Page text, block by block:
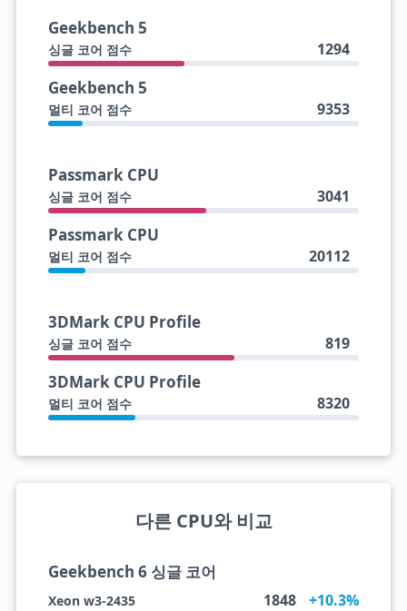
Geekbench 5
싱글 코어 점수 1294
Geekbench 5
멀티 코어 점수 9353
Passmark CPU
싱글 코어 점수 3041
Passmark CPU
멀티 코어 점수 20112
3DMark CPU Profile
싱글 코어 점수 819
3DMark CPU Profile
멀티 코어 점수 8320
다른 CPU와 비교
Geekbench 6 싱글 코어
Xeon w3-2435 1848 +10.3%